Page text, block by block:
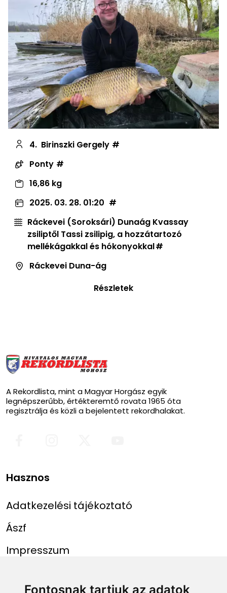
Fontosnak tartjuk az adatok
4. Birinszki Gergely
Ponty
16,86 kg
2025. 03. 28. 01:20
Ráckevei (Soroksári) Dunaág Kvassay
zsiliptől Tassi zsilipig, a hozzátartozó
mellékágakkal és hókonyokkal
Ráckevei Duna-ág
Részletek
A Rekordlista, mint a Magyar Horgász egyik
legnépszerűbb, értékteremtő rovata 1965 óta
regisztrálja és közli a bejelentett rekordhalakat.
Hasznos
Adatkezelési tájékoztató
Ászf
Impresszum
Menü Linkek